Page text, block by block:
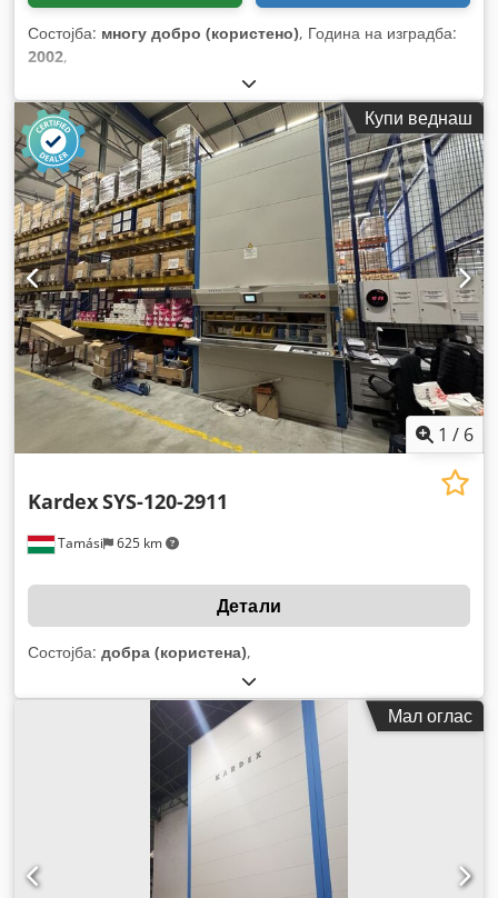
Состојба: многу добро (користено), Година на изградба:
2002,
Купи веднаш
1 / 6
Tamási 625 km
KardexSYS-120-2911
Детали
Состојба: добра (користена),
Мал оглас